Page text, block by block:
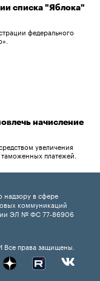
списка "Яблока"
федерального
начисление
увеличения
платежей.
надзору в сфере
коммуникаций
ЭЛ № ФС 77-86906
права защищены.